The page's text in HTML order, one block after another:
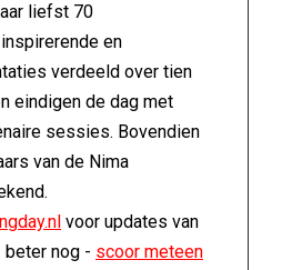
liefst 70
en
verdeeld over tien
eindigen de dag met
sessies. Bovendien
van de Nima
voor updates van
beter nog - scoor meteen